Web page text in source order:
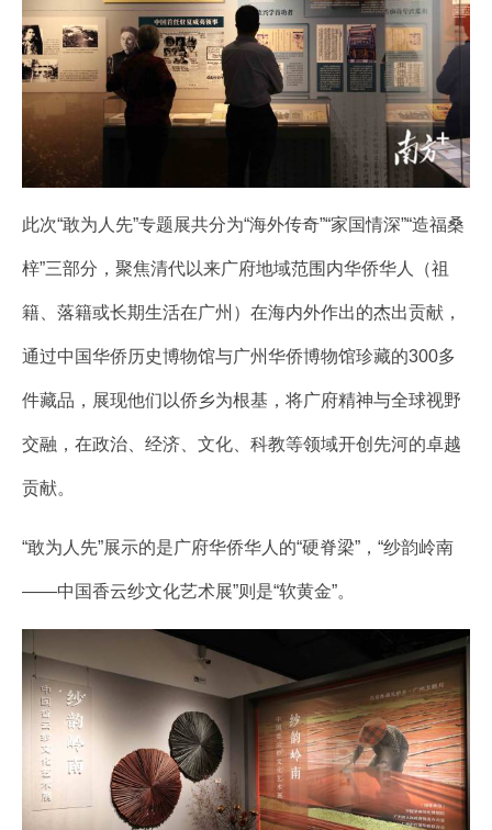
此次“敢为人先”专题展共分为“海外传奇”“家国情深”“造福桑
梓”三部分，聚焦清代以来广府地域范围内华侨华人（祖
籍、落籍或长期生活在广州）在海内外作出的杰出贡献，
通过中国华侨历史博物馆与广州华侨博物馆珍藏的300多
件藏品，展现他们以侨乡为根基，将广府精神与全球视野
交融，在政治、经济、文化、科教等领域开创先河的卓越
贡献。
“敢为人先”展示的是广府华侨华人的“硬脊梁”，“纱韵岭南
——中国香云纱文化艺术展”则是“软黄金”。